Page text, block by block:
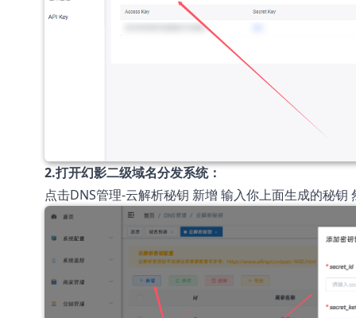
2.打开幻影二级域名分发系统：
点击DNS管理-云解析秘钥 新增 输入你上面生成的秘